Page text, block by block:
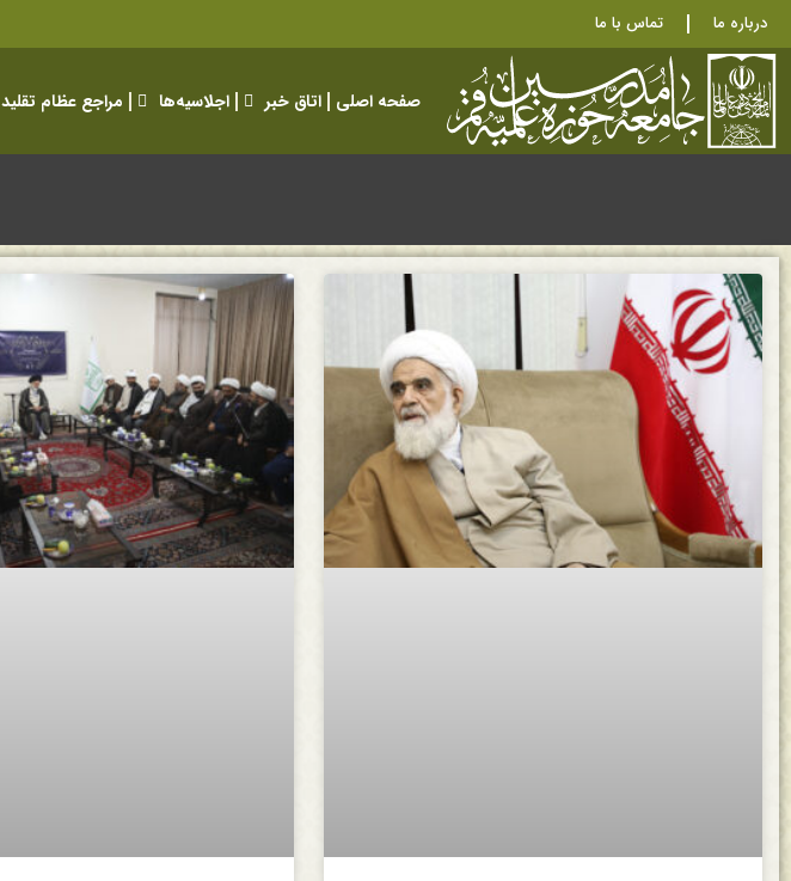
درباره ما تماس با ما
صفحه اصلی اتاق خبر اجلاسیه‌ها مراجع عظام تقلید